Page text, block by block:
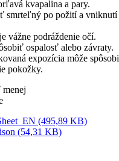
kvapalina a pary.
smrteľný po požití a vniknutí
vážne podráždenie očí.
ospalosť alebo závraty.
expozícia môže
pokožky.
(495,89 KB)
(54,31 KB)